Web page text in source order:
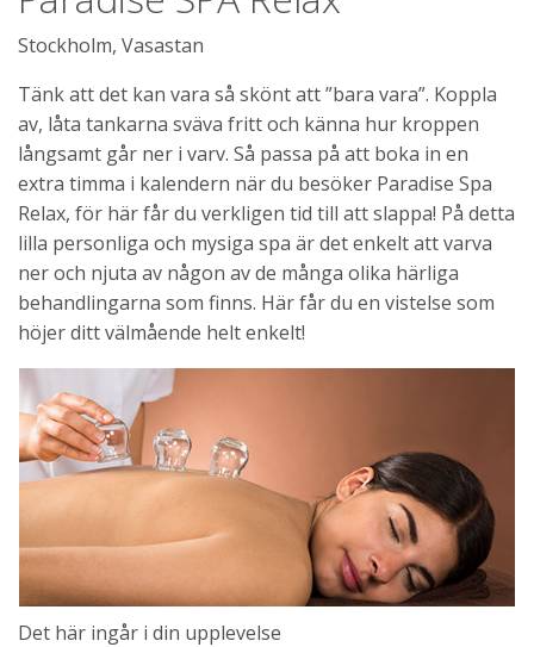
Stockholm, Vasastan
Tänk att det kan vara så skönt att ”bara vara”. Koppla
av, låta tankarna sväva fritt och känna hur kroppen
långsamt går ner i varv. Så passa på att boka in en
extra timma i kalendern när du besöker Paradise Spa
Relax, för här får du verkligen tid till att slappa! På detta
lilla personliga och mysiga spa är det enkelt att varva
ner och njuta av någon av de många olika härliga
behandlingarna som finns. Här får du en vistelse som
höjer ditt välmående helt enkelt!
Det här ingår i din upplevelse